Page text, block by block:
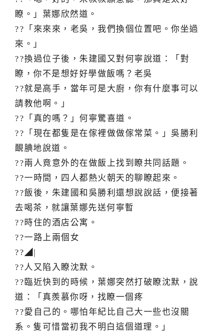
瞭。」葉娜欣然道。
??「來來來，老吳，我們換個位置吧。你坐過
來。」
??換過位子後，朱建國又對何寧說道：「對
瞭，你不是想好好學做飯嗎？老吳
??就是高手，當年可是大廚，你有什麼事可以
請教他啊。」
??「真的嗎？」何寧驚喜道。
??「現在都隻是在傢裡做做傢常菜。」吳勝利
靦腆地說道。
??兩人竟意外的在做飯上找到瞭共同話題。
??一時間，四人都熱火朝天的聊瞭起來。
??飯後，朱建國和吳勝利還想說說話，便接著
去喝茶，就讓葉娜先送何寧暫
??時住的酒店公寓。
??一路上兩個女
??◢|
??人又陷入瞭沈默。
??臨近快到的時候，葉娜突然打破瞭沈默，說
道：「真羨慕你呀，找瞭一個疼
??愛自己的。哪怕年紀比自己大一些也沒關
系。隻可惜當初我不明白這個道理。」